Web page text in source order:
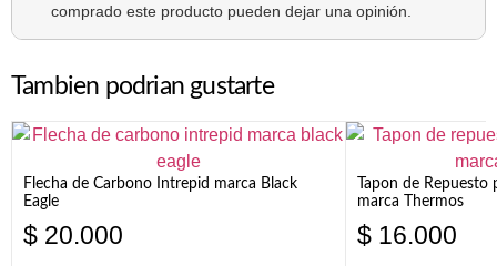
comprado este producto pueden dejar una opinión.
Tambien podrian gustarte
Flecha de Carbono Intrepid marca Black
Eagle
$ 20.000
Tapon de Repuesto
marca Thermos
$ 16.000